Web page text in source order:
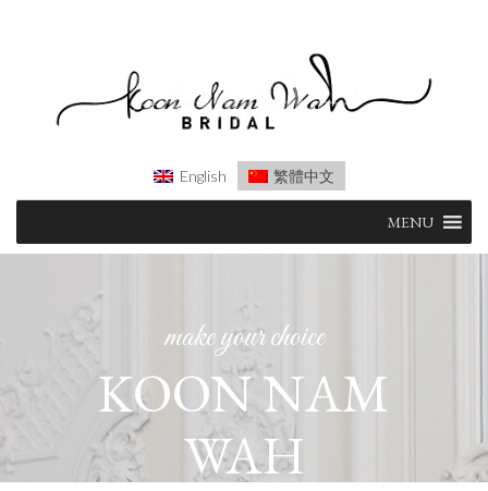
English 繁體中文
content
MENU
make your choice
KOON NAM
WAH